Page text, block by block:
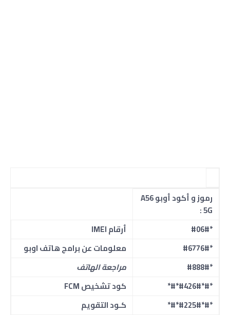
رموز و أكود أوبو A56
5G :
*#06#
أرقام IMEI
*#6776#
معلومات عن برامج هاتف اوبو
*#888#
مراجعة الهاتف
*#*#426#*#*
كود تشخيص FCM
*#*#225#*#*
كـود التقويم